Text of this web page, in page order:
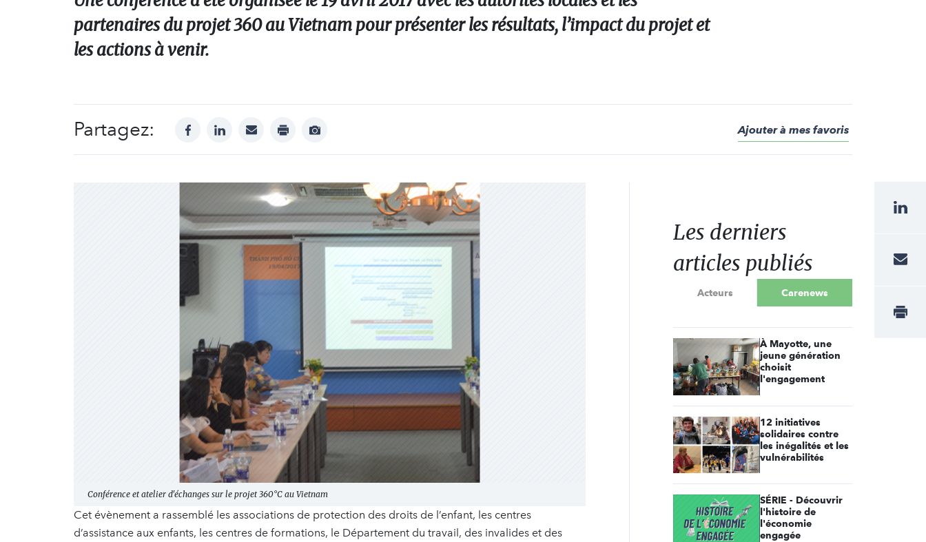
partenaires du projet 360 au Vietnam pour présenter les résultats, l’impact du projet et
les actions à venir.
Partagez: facebooklinkedinmail print
Afficher
Ajouter à mes favoris
Conférence et atelier d'échanges sur le projet 360°C au Vietnam
Cet évènement a rassemblé les associations de protection des droits de l’enfant, les centres
d’assistance aux enfants, les centres de formations, le Département du travail, des invalides et des
Les derniers
articles publiés
Acteurs Carenews
À Mayotte, une
jeune génération
choisit
l'engagement
12 initiatives
solidaires contre
les inégalités et les
vulnérabilités
SÉRIE - Découvrir
l'histoire de
l'économie
engagée